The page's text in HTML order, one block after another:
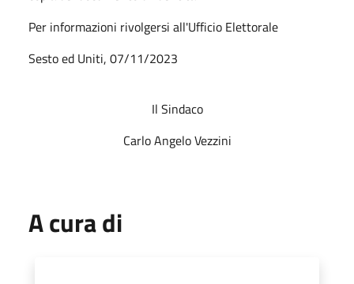
Per informazioni rivolgersi all'Ufficio Elettorale
Sesto ed Uniti, 07/11/2023
Il Sindaco
Carlo Angelo Vezzini
A cura di